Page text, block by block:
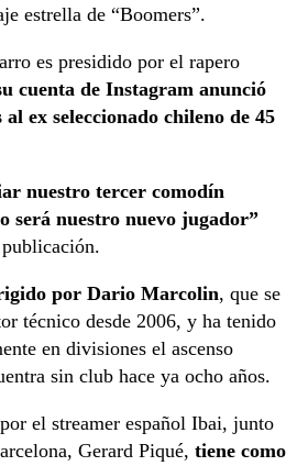
estrella de “Boomers”.
es presidido por el rapero
cuenta de Instagram anunció
ex seleccionado chileno de 45
nuestro tercer comodín
será nuestro nuevo jugador”
por Dario Marcolin, que se
técnico desde 2006, y ha tenido
en divisiones el ascenso
sin club hace ya ocho años.
el streamer español Ibai, junto
Gerard Piqué, tiene como